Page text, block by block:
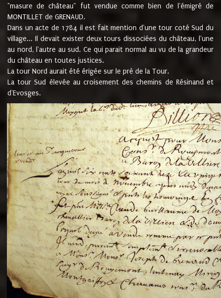
"masure de château" fut vendue comme bien de l'émigré de
MONTILLET de GRENAUD.
Dans un acte de 1784 il est fait mention d'une tour coté Sud du
village... Il devait exister deux tours dissociées du château, l'une
au nord, l'autre au sud. Ce qui parait normal au vu de la grandeur
du château en toutes justices.
La tour Nord aurait été érigée sur le pré de la Tour.
La tour Sud élevée au croisement des chemins de Résinand et
d'Evosges.